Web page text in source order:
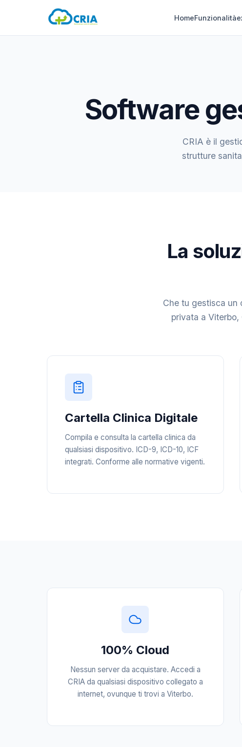
HomeFunzionalità
Software
CRIA è il
strutture
La
Che tu gestisca un
privata a
Cartella Clinica Digitale
Compila e consulta la cartella clinica da
qualsiasi dispositivo. ICD-9, ICD-10, ICF
integrati. Conforme alle normative vigenti.
100% Cloud
Nessun server da acquistare. Accedi a
CRIA da qualsiasi dispositivo collegato a
internet, ovunque ti trovi a Viterbo.